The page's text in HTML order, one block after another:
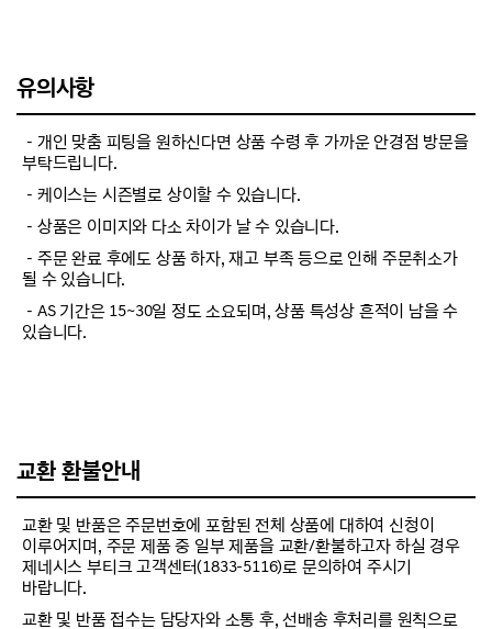
유의사항
－개인 맞춤 피팅을 원하신다면 상품 수령 후 가까운 안경점 방문을
부탁드립니다.
－케이스는 시즌별로 상이할 수 있습니다.
－상품은 이미지와 다소 차이가 날 수 있습니다.
－주문 완료 후에도 상품 하자, 재고 부족 등으로 인해 주문취소가
될 수 있습니다.
－AS 기간은 15~30일 정도 소요되며, 상품 특성상 흔적이 남을 수
있습니다.
교환 환불안내
교환 및 반품은 주문번호에 포함된 전체 상품에 대하여 신청이
이루어지며, 주문 제품 중 일부 제품을 교환/환불하고자 하실 경우
제네시스 부티크 고객센터(1833-5116)로 문의하여 주시기
바랍니다.
교환 및 반품 접수는 담당자와 소통 후, 선배송 후처리를 원칙으로